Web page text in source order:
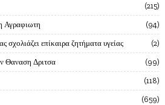
215
Αγραφιωτη 94
επίκαιρα ζητήματα υγείας 2
Θαναση Δριτσα 99
118
659